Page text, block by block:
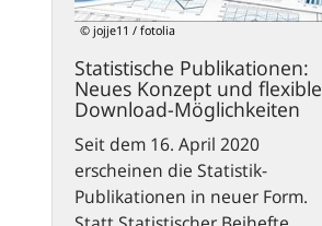
© jojje11 / fotolia
Statistische Publikationen:
Neues Konzept und flexible
Download-Möglichkeiten
Seit dem 16. April 2020
erscheinen die Statistik-
Publikationen in neuer Form.
flexible
Möglichkeiten